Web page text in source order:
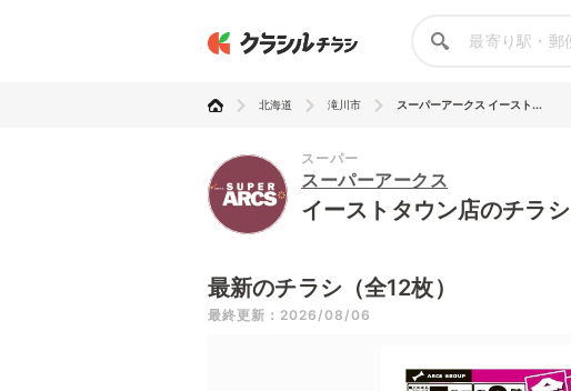
北海道 滝川市 スーパーアークス イースト...
スーパー
スーパーアークス
イーストタウン店のチラシ
最新のチラシ（全12枚）
最終更新：2026/08/06